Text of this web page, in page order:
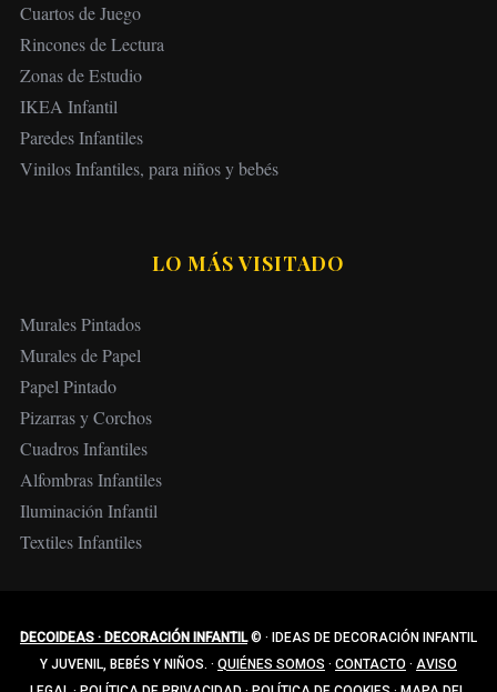
Cuartos de Juego
Rincones de Lectura
Zonas de Estudio
IKEA Infantil
Paredes Infantiles
Vinilos Infantiles, para niños y bebés
LO MÁS VISITADO
Murales Pintados
Murales de Papel
Papel Pintado
Pizarras y Corchos
Cuadros Infantiles
Alfombras Infantiles
Iluminación Infantil
Textiles Infantiles
DECOIDEAS · DECORACIÓN INFANTIL© ·
IDEAS DE DECORACIÓN INFANTIL
Y JUVENIL, BEBÉS Y NIÑOS. · QUIÉNES SOMOS · CONTACTO · AVISO